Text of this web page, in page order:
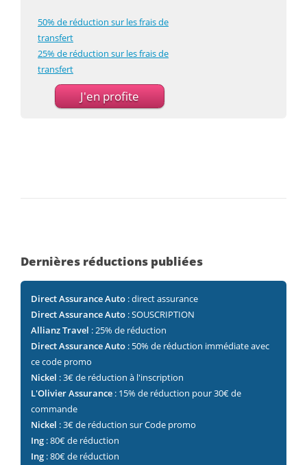
50% de réduction sur les frais de
transfert
25% de réduction sur les frais de
transfert
J'en profite
Dernières réductions publiées
Direct Assurance Auto : direct assurance
Direct Assurance Auto : SOUSCRIPTION
Allianz Travel : 25% de réduction
Direct Assurance Auto : 50% de réduction immédiate avec
ce code promo
Nickel : 3€ de réduction à l'inscription
L'Olivier Assurance : 15% de réduction pour 30€ de
commande
Nickel : 3€ de réduction sur Code promo
Ing : 80€ de réduction
Ing : 80€ de réduction